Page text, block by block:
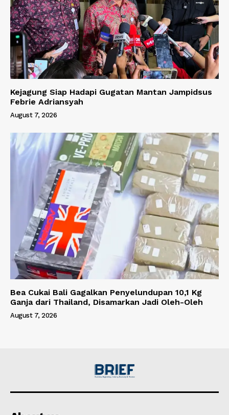
Kejagung Siap Hadapi Gugatan Mantan Jampidsus
Febrie Adriansyah
August 7, 2026
Bea Cukai Bali Gagalkan Penyelundupan 10,1 Kg
Ganja dari Thailand, Disamarkan Jadi Oleh-Oleh
August 7, 2026